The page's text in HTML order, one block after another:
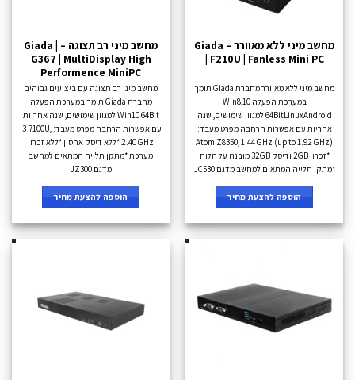
מחשב מיני ללא מאוורר – Giada
| F210U | Fanless Mini PC
מחשב מיני ללא מאוורר מחברת Giada תומך
במערכת הפעלה Win8,10
64BitLinuxAndroid למגוון שימושים, שנה
אחריות עם אפשרות הרחבה מפרט מעבד:
Atom Z8350, 1.44 GHz (up to 1.92 GHz)
*זכרון 2GB ודיסק 32GB מובנה על הלוח
*מתקן תלייה המתאים למחשב מדגם JC530
הוספה להצעת מחיר
מחשב מיני רב תצוגה – Giada |
G367 | MultiDisplay High
Performence MiniPC
מחשב מיני רב תצוגה עם ביצועים גבוהים
מחברת Giada תומך במערכת הפעלה
Win10 64Bit למגוון שימושים, שנה אחריות
עם אפשרות הרחבה מפרט מעבד: I3-7100U,
2.40 GHz *ללא דיסק אחסון *ללא זכרון
מערכת *מתקן תלייה המתאים למחשב
מדגם JZ300
הוספה להצעת מחיר